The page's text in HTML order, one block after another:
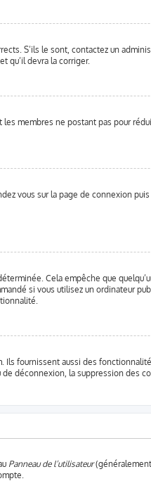
S’ils le sont, contactez un
qu’il devra la corriger.
membres ne postant pas pour
vous sur la page de connexion
Cela empêche que
si vous utilisez un ordinateur
fournissent aussi des
déconnexion, la suppression des
Panneau de l’utilisateur